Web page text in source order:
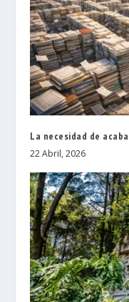
La necesidad de
22 Abril, 2026